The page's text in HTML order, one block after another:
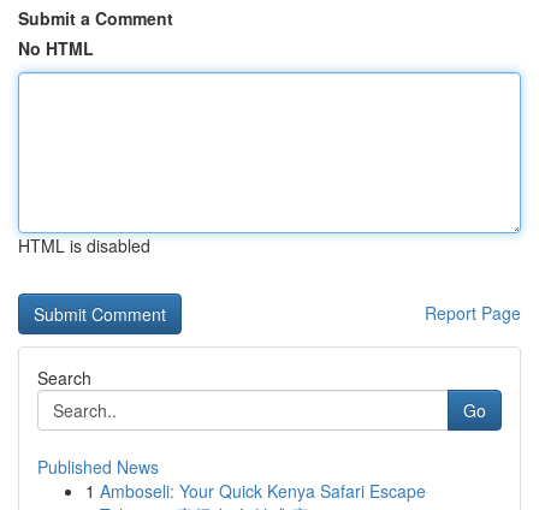
Submit a Comment
No HTML
HTML is disabled
Report Page
Search
Go
Published News
1 Amboseli: Your Quick Kenya Safari Escape